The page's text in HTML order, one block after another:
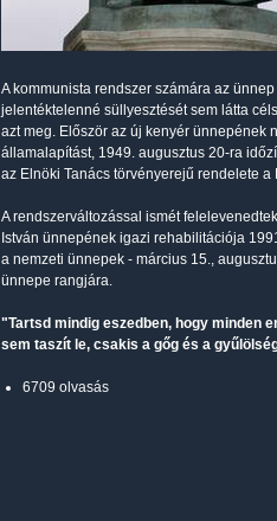
A kommunista rendszer számára az
jelentéktelenné süllyesztését sem látta
azt meg. Először az új kenyér ünnepének
államalapítást, 1949. augusztus 20-ra
az Elnöki Tanács törvényerejű rendelete
A rendszerváltozással ismét
István ünnepének igazi rehabilitációja
a nemzeti ünnepek - március 15.,
ünnepe rangjára.
"Tartsd mindig eszedben, hogy minden
sem taszít le, csakis a gőg és a
6709 olvasás